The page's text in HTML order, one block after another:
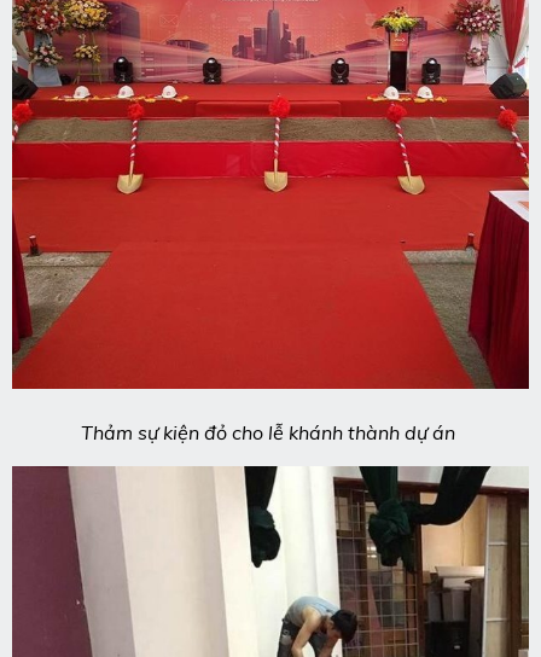
Thảm sự kiện đỏ cho lễ khánh thành dự án